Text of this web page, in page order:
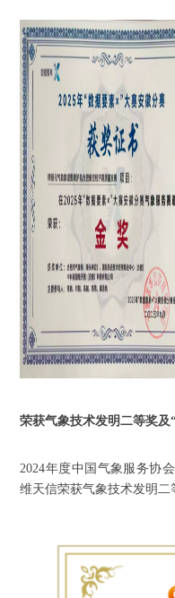
荣获气象技术发明二等奖及
2024年度中国气象服务协
维天信荣获气象技术发明二